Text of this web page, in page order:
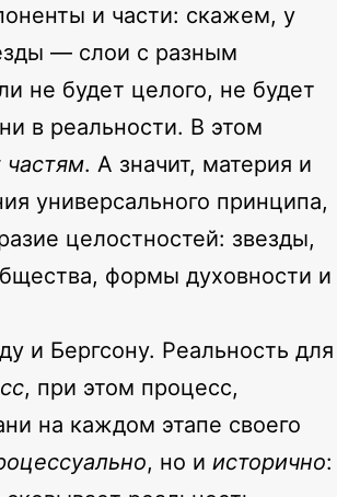
и части: скажем, у
— слои с разным
не будет целого, не будет
в реальности. В этом
. А значит, материя и
универсального принципа,
целостностей: звезды,
формы духовности и
и Бергсону. Реальность для
, при этом процесс,
на каждом этапе своего
, но и исторично: